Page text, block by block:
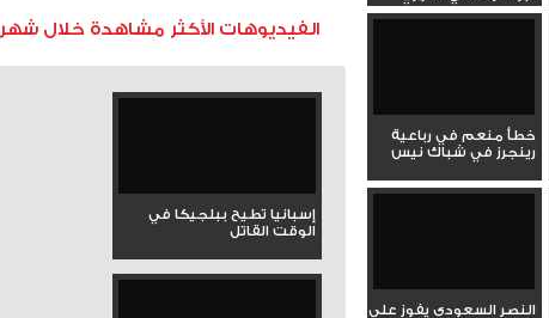
خطأ منعم في رباعية
رينجرز في شباك نيس
النصر السعودي يفوز على
الفيديوهات الأكثر مشاهدة خلال شهر
إسبانيا تطيح ببلجيكا في
الوقت القاتل